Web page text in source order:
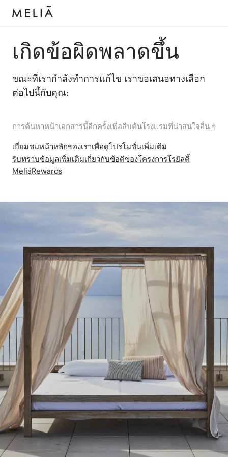
เกิดข้อผิดพลาดขึ้น
ขณะที่เรากำลังทำการแก้ไข เราขอเสนอทางเลือก
ต่อไปนี้กับคุณ:
การค้นหาหน้าเอกสารนี้อีกครั้งเพื่อสืบค้นโรงแรมที่น่าสนใจอื่น ๆ
เยี่ยมชมหน้าหลักของเราเพื่อดูโปรโมชั่นเพิ่มเติม
รับทราบข้อมูลเพิ่มเติมเกี่ยวกับข้อดีของโครงการโรยัลตี้
MeliáRewards